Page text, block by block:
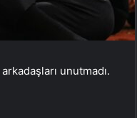
unutmadı.